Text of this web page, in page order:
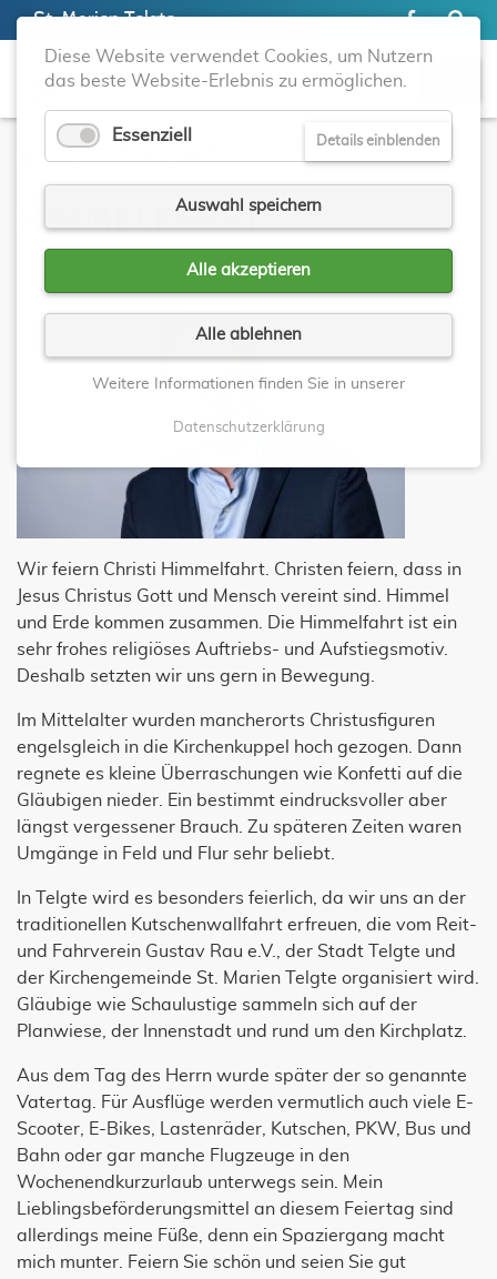
St. Marien Telgte
AN(GE)DACHT
HIMMELFAHRT
Wir feiern Christi Himmelfahrt. Christen feiern, dass in
Jesus Christus Gott und Mensch vereint sind. Himmel
und Erde kommen zusammen. Die Himmelfahrt ist ein
sehr frohes religiöses Auftriebs- und Aufstiegsmotiv.
Deshalb setzten wir uns gern in Bewegung.
Im Mittelalter wurden mancherorts Christusfiguren
engelsgleich in die Kirchenkuppel hoch gezogen. Dann
regnete es kleine Überraschungen wie Konfetti auf die
Gläubigen nieder. Ein bestimmt eindrucksvoller aber
längst vergessener Brauch. Zu späteren Zeiten waren
Umgänge in Feld und Flur sehr beliebt.
In Telgte wird es besonders feierlich, da wir uns an der
traditionellen Kutschenwallfahrt erfreuen, die vom Reit-
und Fahrverein Gustav Rau e.V., der Stadt Telgte und
der Kirchengemeinde St. Marien Telgte organisiert wird.
Gläubige wie Schaulustige sammeln sich auf der
Planwiese, der Innenstadt und rund um den Kirchplatz.
Aus dem Tag des Herrn wurde später der so genannte
Vatertag. Für Ausflüge werden vermutlich auch viele E-
Scooter, E-Bikes, Lastenräder, Kutschen, PKW, Bus und
Bahn oder gar manche Flugzeuge in den
Wochenendkurzurlaub unterwegs sein. Mein
Lieblingsbeförderungsmittel an diesem Feiertag sind
allerdings meine Füße, denn ein Spaziergang macht
mich munter. Feiern Sie schön und seien Sie gut
Diese Website verwendet Cookies, um Nutzern
das beste Website-Erlebnis zu ermöglichen.
Essenziell Details einblenden
Auswahl speichern
Alle akzeptieren
Alle ablehnen
Weitere Informationen finden Sie in unserer
Datenschutzerklärung